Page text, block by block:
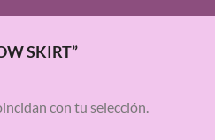
SKIRT”
con tu selección.